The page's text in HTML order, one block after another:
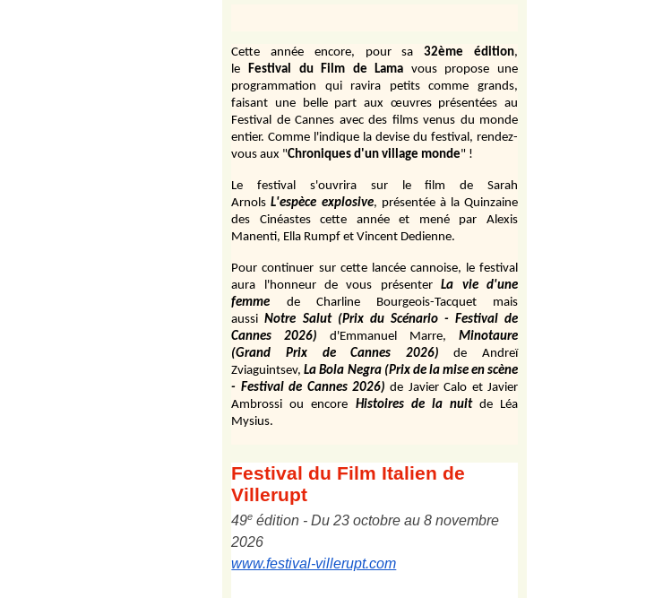
Cette année encore, pour sa 32ème édition,
le Festival du Film de Lama vous propose une
programmation qui ravira petits comme grands,
faisant une belle part aux œuvres présentées au
Festival de Cannes avec des films venus du monde
entier. Comme l'indique la devise du festival, rendez-
vous aux "Chroniques d'un village monde" !
Le festival s'ouvrira sur le film de Sarah
Arnols L'espèce explosive, présentée à la Quinzaine
des Cinéastes cette année et mené par Alexis
Manenti, Ella Rumpf et Vincent Dedienne.
Pour continuer sur cette lancée cannoise, le festival
aura l'honneur de vous présenter
La vie d'une
femme
de Charline Bourgeois-Tacquet
mais
aussi Notre Salut (Prix du Scénario - Festival de
Cannes 2026)
d'Emmanuel Marre,
Minotaure
(Grand Prix de Cannes 2026)
de Andreï
Zviaguintsev,La Bola Negra (Prix de la mise en scène
- Festival de Cannes 2026) de Javier Calo et Javier
Ambrossi ou encore Histoires de la nuit de Léa
Mysius.
Festival du Film Italien de
Villerupt
49e édition - Du 23 octobre au 8 novembre
2026
www.festival-villerupt.com